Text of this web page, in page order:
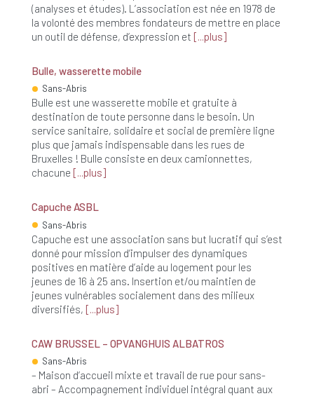
(analyses et études). L’association est née en 1978 de
la volonté des membres fondateurs de mettre en place
un outil de défense, d’expression et
plus
Bulle, wasserette mobile
Sans-Abris
Bulle est une wasserette mobile et gratuite à
destination de toute personne dans le besoin. Un
service sanitaire, solidaire et social de première ligne
plus que jamais indispensable dans les rues de
Bruxelles ! Bulle consiste en deux camionnettes,
chacune
plus
Capuche ASBL
Sans-Abris
Capuche est une association sans but lucratif qui s’est
donné pour mission d’impulser des dynamiques
positives en matière d’aide au logement pour les
jeunes de 16 à 25 ans. Insertion et/ou maintien de
jeunes vulnérables socialement dans des milieux
diversifiés,
plus
CAW BRUSSEL – OPVANGHUIS ALBATROS
Sans-Abris
– Maison d’accueil mixte et travail de rue pour sans-
abri – Accompagnement individuel intégral quant aux